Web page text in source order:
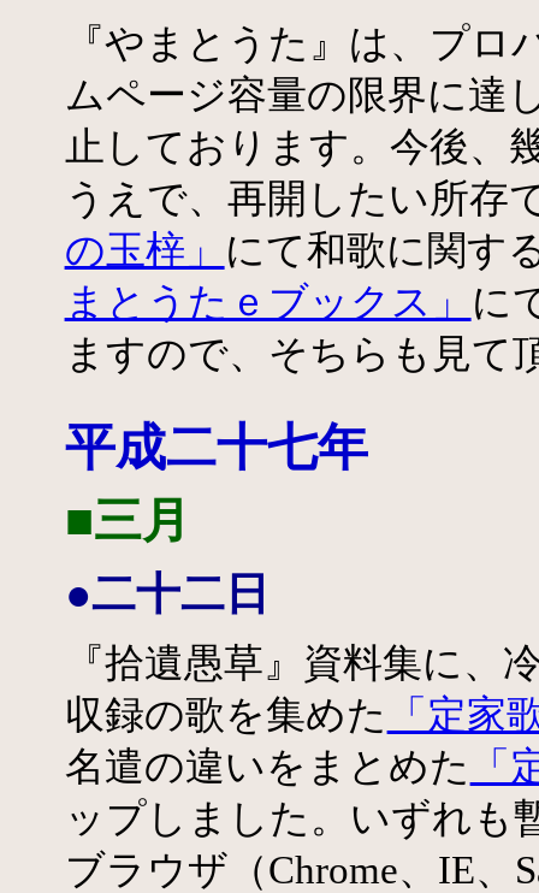
『やまとうた』は、プ
ムページ容量の限界に達
止しております。今後、
うえで、再開したい所存
の玉梓」 にて和歌に関す
まとうたｅブックス」 に
ますので、そちらも見て
平成二十七年
■三月
●二十二日
『拾遺愚草』資料集に、
収録の歌を集めた
「定家
名遣の違いをまとめた
ップしました。いずれも
ブラウザ（Chrome、IE、